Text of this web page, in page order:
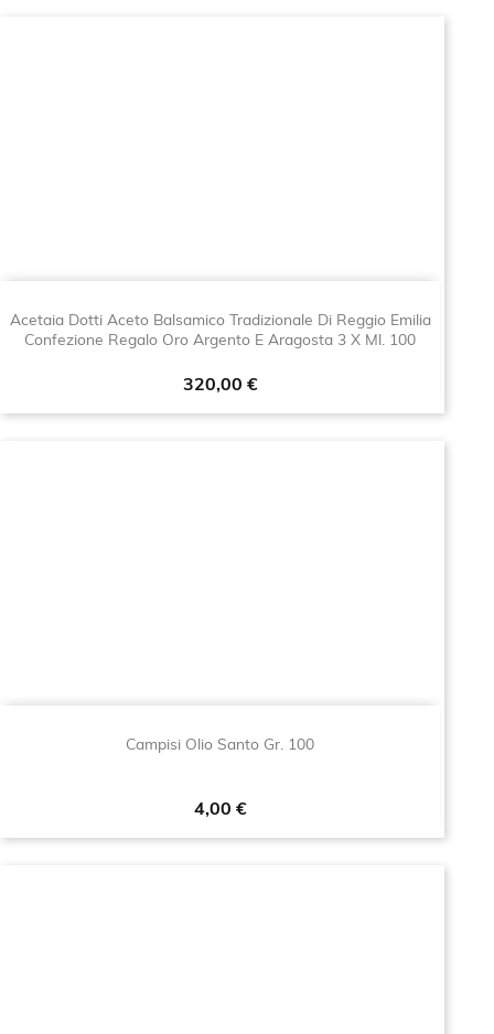
Acetaia Dotti Aceto Balsamico Tradizionale Di Reggio Emilia
Confezione Regalo Oro Argento E Aragosta 3 X Ml. 100
Prezzo
320,00 €
Campisi Olio Santo Gr. 100
Prezzo
4,00 €